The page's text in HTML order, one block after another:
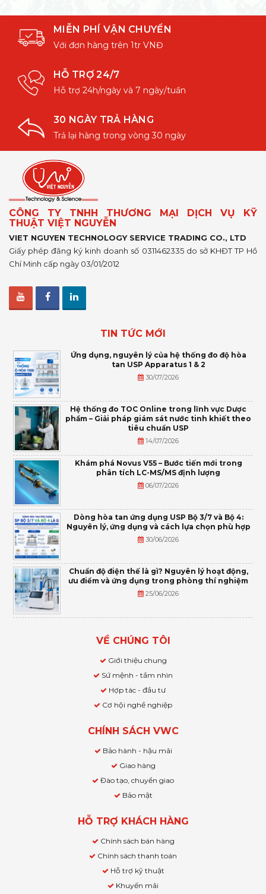
MIỄN PHÍ VẬN CHUYỂN
Với đơn hàng trên 1tr VNĐ
HỖ TRỢ 24/7
Hỗ trợ 24h/ngày và 7 ngày/tuần
30 NGÀY TRẢ HÀNG
Trả lại hàng trong vòng 30 ngày
CÔNG TY TNHH THƯƠNG MẠI DỊCH VỤ KỸ
THUẬT VIỆT NGUYỄN
VIET NGUYEN TECHNOLOGY SERVICE TRADING CO., LTD
Giấy phép đăng ký kinh doanh số 0311462335 do sở KHĐT TP Hồ
Chí Minh cấp ngày 03/01/2012
TIN TỨC MỚI
Ứng dụng, nguyên lý của hệ thống đo độ hòa
tan USP Apparatus 1 & 2
30/07/2026
Hệ thống đo TOC Online trong lĩnh vực Dược
phẩm – Giải pháp giám sát nước tinh khiết theo
tiêu chuẩn USP
14/07/2026
Khám phá Novus V55 – Bước tiến mới trong
phân tích LC-MS/MS định lượng
06/07/2026
Dòng hòa tan ứng dụng USP Bộ 3/7 và Bộ 4:
Nguyên lý, ứng dụng và cách lựa chọn phù hợp
30/06/2026
Chuẩn độ điện thế là gì? Nguyên lý hoạt động,
ưu điểm và ứng dụng trong phòng thí nghiệm
25/06/2026
VỀ CHÚNG TÔI
Giới thiệu chung
Sứ mệnh - tầm nhìn
Hợp tác - đầu tư
Cơ hội nghề nghiệp
CHÍNH SÁCH VWC
Bảo hành - hậu mãi
Giao hàng
Đào tạo, chuyển giao
Bảo mật
HỖ TRỢ KHÁCH HÀNG
Chính sách bán hàng
Chính sách thanh toán
Hỗ trợ kỹ thuật
Khuyến mãi